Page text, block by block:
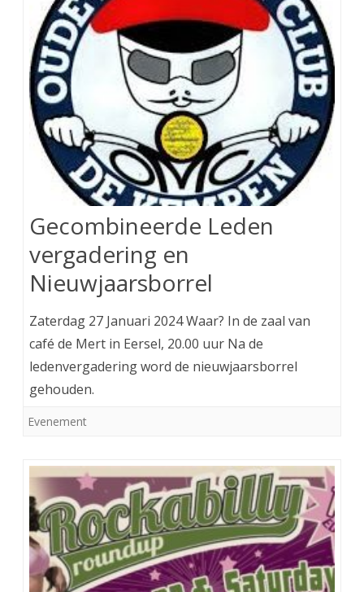
Gecombineerde Leden
vergadering en
Nieuwjaarsborrel
Zaterdag 27 Januari 2024 Waar? In de zaal van
café de Mert in Eersel, 20.00 uur Na de
ledenvergadering word de nieuwjaarsborrel
gehouden.
Evenement